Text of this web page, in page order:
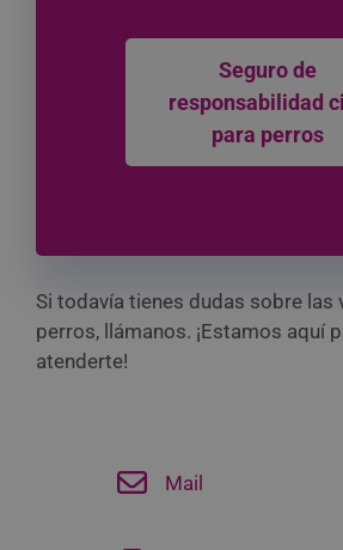
Seguro de
responsabilidad
para perros
Si todavía tienes dudas sobre las
perros, llámanos. ¡Estamos aquí
atenderte!
Mail